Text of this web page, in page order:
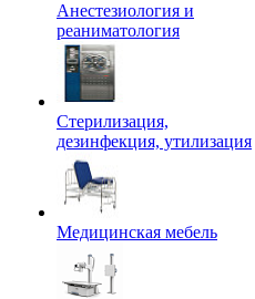
Анестезиология и
реаниматология
Стерилизация,
дезинфекция, утилизация
Медицинская мебель